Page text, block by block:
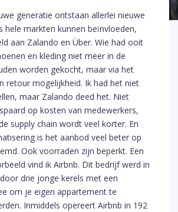
generatie ontstaan allerlei nieuwe
hele markten kunnen beïnvloeden,
aan Zalando en Über. Wie had ooit
en kleding niet meer in de
worden gekocht, maar via het
retour mogelijkheid. Ik had het niet
maar Zalando deed het. Niet
op kosten van medewerkers,
supply chain wordt veel korter. En
is het aanbod veel beter op
Ook voorraden zijn beperkt. Een
vind ik Airbnb. Dit bedrijf werd in
drie jonge kerels met een
om je eigen appartement te
Inmiddels opereert Airbnb in 192